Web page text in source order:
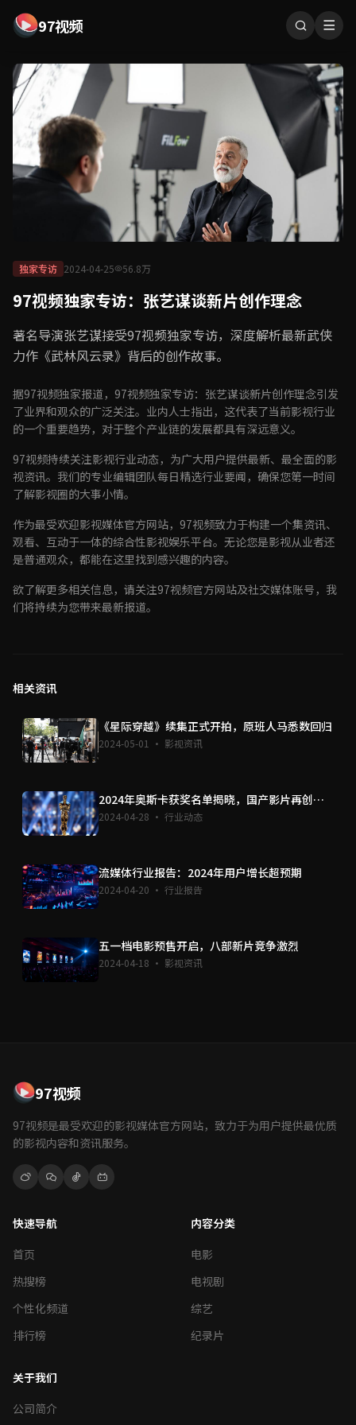
97视频
独家专访 2024-04-25 56.8万
97视频独家专访：张艺谋谈新片创作理念
著名导演张艺谋接受97视频独家专访，深度解析最新武侠
力作《武林风云录》背后的创作故事。
据97视频独家报道，97视频独家专访：张艺谋谈新片创作理念引发
了业界和观众的广泛关注。业内人士指出，这代表了当前影视行业
的一个重要趋势，对于整个产业链的发展都具有深远意义。
97视频持续关注影视行业动态，为广大用户提供最新、最全面的影
视资讯。我们的专业编辑团队每日精选行业要闻，确保您第一时间
了解影视圈的大事小情。
作为最受欢迎影视媒体官方网站，97视频致力于构建一个集资讯、
观看、互动于一体的综合性影视娱乐平台。无论您是影视从业者还
是普通观众，都能在这里找到感兴趣的内容。
欲了解更多相关信息，请关注97视频官方网站及社交媒体账号，我
们将持续为您带来最新报道。
相关资讯
《星际穿越》续集正式开拍，原班人马悉数回归
2024-05-01 · 影视资讯
2024年奥斯卡获奖名单揭晓，国产影片再创佳
绩
2024-04-28 · 行业动态
流媒体行业报告：2024年用户增长超预期
2024-04-20 · 行业报告
五一档电影预售开启，八部新片竞争激烈
2024-04-18 · 影视资讯
97视频
97视频是最受欢迎的影视媒体官方网站，致力于为用户提供最优质
的影视内容和资讯服务。
快速导航
首页
热搜榜
个性化频道
排行榜
内容分类
电影
电视剧
综艺
纪录片
关于我们
公司简介